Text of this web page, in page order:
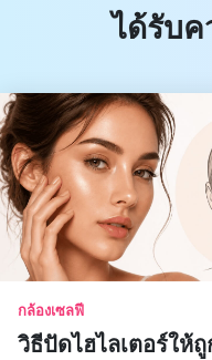
ได้รับ
กล้องเซลฟี
วิธีปัดไฮไลเตอร์ให้